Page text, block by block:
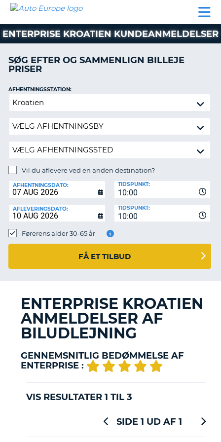
BILUDLEJNING
AUTOCAMPER
AUTO
EUROPE
BILUDLEJNING
AUTOCAMPER
LEJE
SUPPORT
MIN
DANMARK
ENTERPRISE KROATIEN KUNDEANMELDELSER
SØG EFTER OG SAMMENLIGN BILLEJE
PRISER
Vil
aflevere
anden
destination?
AFHENTNINGSSTATION:
Vil du aflevere ved en anden destination?
AFHENTNINGSDATO:
10:00
TIDSPUNKT:
AFLEVERINGSDATO:
10:00
TIDSPUNKT:
Førerens alder 30-65 år
FÅ ET TILBUD
ENTERPRISE KROATIEN
ANMELDELSER AF
BILUDLEJNING
GENNEMSNITLIG BEDØMMELSE AF
ENTERPRISE :
VIS RESULTATER 1 TIL 3
SIDE 1 UD AF 1